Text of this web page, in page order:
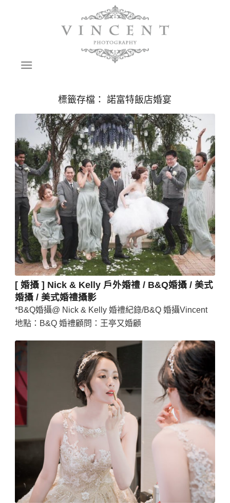
標籤存檔：諾富特飯店婚宴
[ 婚攝 ] Nick & Kelly 戶外婚禮 / B&Q婚攝 / 美式
婚攝 / 美式婚禮攝影
*B&Q婚攝@ Nick & Kelly 婚禮紀錄/B&Q 婚攝Vincent
地點：B&Q 婚禮顧問：王亭又婚顧